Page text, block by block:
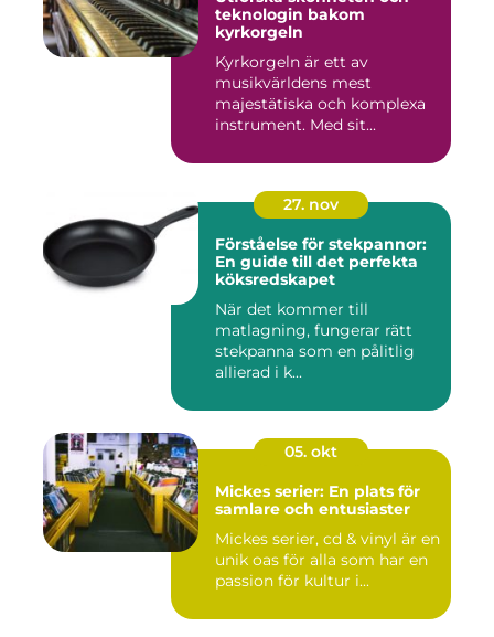
teknologin bakom
kyrkorgeln
Kyrkorgeln är ett av
musikvärldens mest
majestätiska och komplexa
instrument. Med sit...
27. nov
Förståelse för stekpannor:
En guide till det perfekta
köksredskapet
När det kommer till
matlagning, fungerar rätt
stekpanna som en pålitlig
allierad i k...
05. okt
Mickes serier: En plats för
samlare och entusiaster
Mickes serier, cd & vinyl är en
unik oas för alla som har en
passion för kultur i...